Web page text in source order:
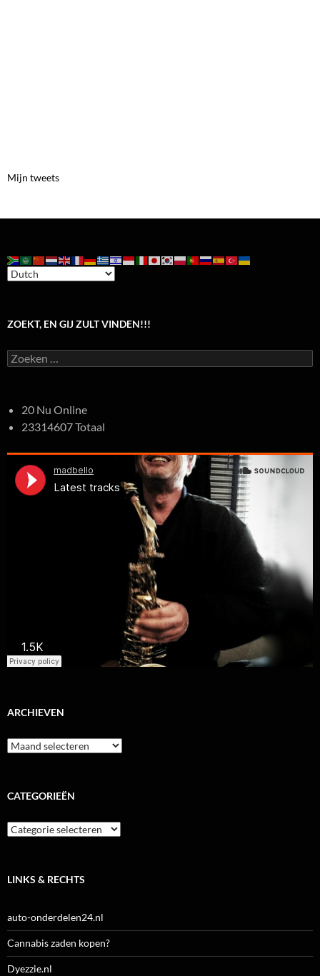
Mijn tweets
ZOEKT, EN GIJ ZULT VINDEN!!!
Zoeken
naar:
20 Nu Online
23314607 Totaal
ARCHIEVEN
Archieven
CATEGORIEËN
Categorieën
LINKS & RECHTS
auto-onderdelen24.nl
Cannabis zaden kopen?
Dyezzie.nl